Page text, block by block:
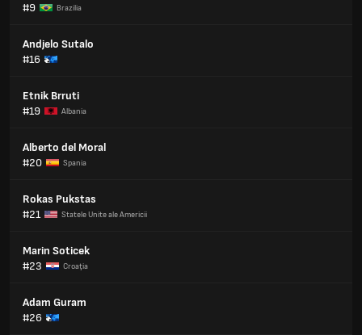
#9
Brazilia
Andjelo Sutalo
#16
Etnik Brruti
#19
Albania
Alberto del Moral
#20
Spania
Rokas Pukstas
#21
Statele Unite ale Americii
Marin Soticek
#23
Croaţia
Adam Guram
#26